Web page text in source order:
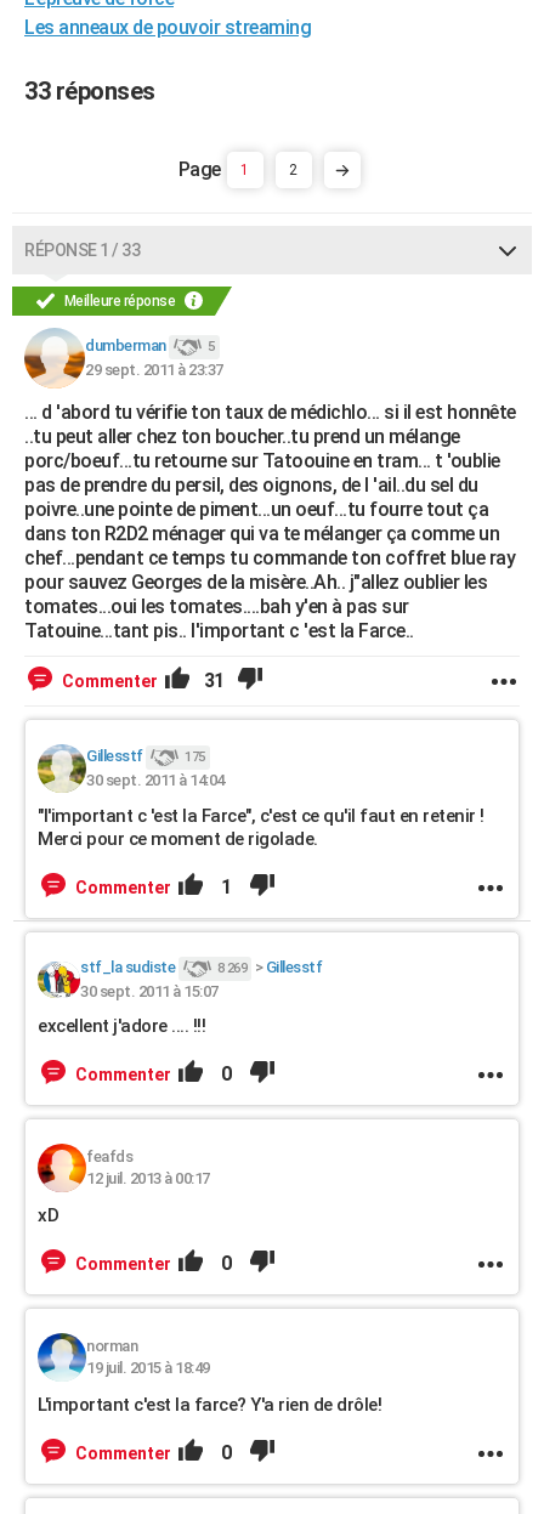
Destinations
City break
Voyage nature
Voyage de noces
Forum
Climat
+PHOTO
GUIDES D'ACHAT
COPAINS D'AVANT
S'inscrire
Se connecter
Lycées
Collèges
Primaires
Universités
Entreprises
Service militaire
Avis de recherche
AVIS DE DÉCÈS
FORUM
Bricolage
Lifestyle
Culture
Sport
Auto
Television
Voyage
Cinema
Les anneaux de pouvoir streaming
33 réponses
1 2
RÉPONSE 1 / 33
Meilleure réponse
dumberman 5
29 sept. 2011 à 23:37
... d 'abord tu vérifie ton taux de médichlo... si il est honnête
..tu peut aller chez ton boucher..tu prend un mélange
porc/boeuf...tu retourne sur Tatoouine en tram... t 'oublie
pas de prendre du persil, des oignons, de l 'ail..du sel du
poivre..une pointe de piment...un oeuf...tu fourre tout ça
dans ton R2D2 ménager qui va te mélanger ça comme un
chef...pendant ce temps tu commande ton coffret blue ray
pour sauvez Georges de la misère..Ah.. j"allez oublier les
tomates...oui les tomates....bah y'en à pas sur
Tatouine...tant pis.. l'important c 'est la Farce..
Commenter 31
Gillesstf 175
30 sept. 2011 à 14:04
"l'important c 'est la Farce", c'est ce qu'il faut en retenir !
Merci pour ce moment de rigolade.
Commenter 1
stf_la sudiste 8 269 > Gillesstf
30 sept. 2011 à 15:07
excellent j'adore .... !!!
Commenter 0
feafds
12 juil. 2013 à 00:17
xD
Commenter 0
norman
19 juil. 2015 à 18:49
L'important c'est la farce? Y'a rien de drôle!
Commenter 0